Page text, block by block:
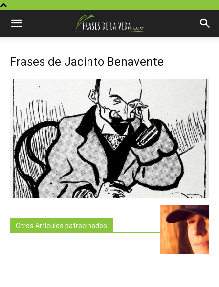
Frases de Jacinto Benavente
Otros Artículos patrocinados